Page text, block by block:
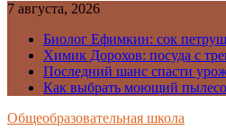
7 августа, 2026
Биолог Ефимкин: сок
Химик Дорохов: посуда с
Последний шанс спасти
Как выбрать моющий
Общеобразовательная школа